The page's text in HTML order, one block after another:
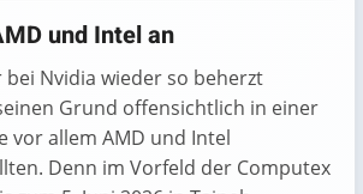
und Intel an
bei Nvidia wieder so beherzt
Grund offensichtlich in einer
vor allem AMD und Intel
Denn im Vorfeld der Computex